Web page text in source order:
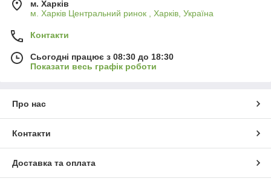
м. Харків
м. Харків Центральний ринок , Харків, Україна
Контакти
Сьогодні працює з 08:30 до 18:30
Показати весь графік роботи
Про нас
Контакти
Доставка та оплата